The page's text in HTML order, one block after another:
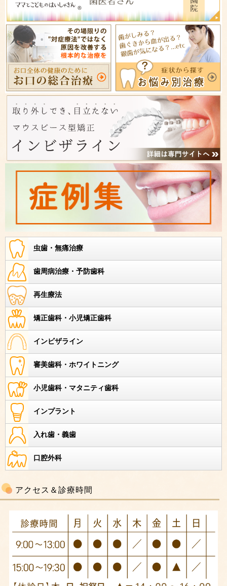
虫歯・無痛治療
歯周病治療・予防歯科
再生療法
矯正歯科・小児矯正歯科
インビザライン
審美歯科・ホワイトニング
小児歯科・マタニティ歯科
インプラント
入れ歯・義歯
口腔外科
アクセス＆診療時間